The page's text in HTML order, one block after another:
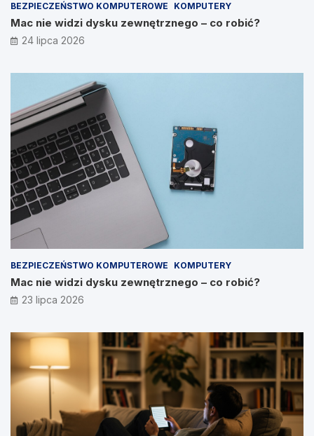
BEZPIECZEŃSTWO KOMPUTEROWE KOMPUTERY
Mac nie widzi dysku zewnętrznego – co robić?
24 lipca 2026
BEZPIECZEŃSTWO KOMPUTEROWE KOMPUTERY
Mac nie widzi dysku zewnętrznego – co robić?
23 lipca 2026